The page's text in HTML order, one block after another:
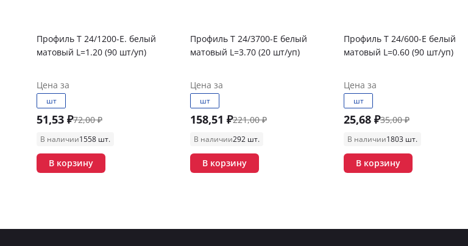
Профиль T 24/1200-E. белый
матовый L=1.20 (90 шт/уп)
Цена за
шт
51,53 ₽72,00 ₽
В наличии1558 шт.
В корзину
Профиль T 24/3700-E белый
матовый L=3.70 (20 шт/уп)
Цена за
шт
158,51 ₽221,00 ₽
В наличии292 шт.
В корзину
Профиль T 24/600-E белый
матовый L=0.60 (90 шт/уп)
Цена за
шт
25,68 ₽35,00 ₽
В наличии1803 шт.
В корзину